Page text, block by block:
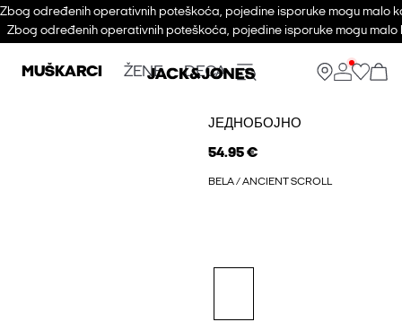
Zbog određenih operativnih poteškoća, pojedine isporuke mogu malo
Zbog određenih operativnih poteškoća, pojedine isporuke mogu
MUŠKARCI ŽENE DECA
ЈЕДНОБОЈНО
54.95 €
BELA / ANCIENT SCROLL